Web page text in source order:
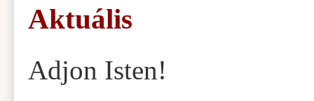
Aktuális
Adjon Isten!